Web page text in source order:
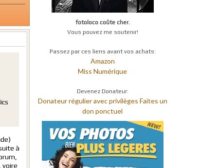
à
voire
fotoloco coûte cher.
Vous pouvez me soutenir!
Passez par ces liens avant vos achats:
Amazon
Miss Numérique
Devenez Donateur:
Donateur régulier avec privilèges Faites un
don ponctuel